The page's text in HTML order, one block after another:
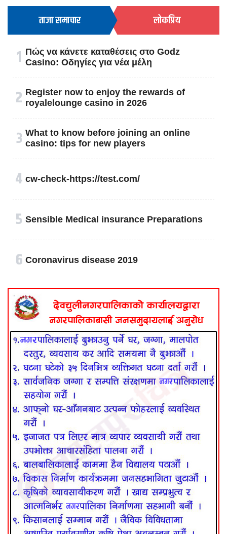
ताजा समाचार लोकप्रिय
१ Πώς να κάνετε καταθέσεις στο Godz
Casino: Οδηγίες για νέα μέλη
२ Register now to enjoy the rewards of
royalelounge casino in 2026
३ What to know before joining an online
casino: tips for new players
४ cw-check-https://test.com/
५ Sensible Medical insurance Preparations
६ Coronavirus disease 2019